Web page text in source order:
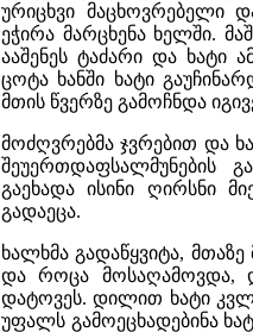
ურიცხვი მაცხოვრებელი
ეჭირა მარცხენა ხელში.
ააშენეს ტაძარი და ხატი
ცოტა ხანში ხატი
მთის წვერზე გამოჩნდა
მოძღვრებმა ჯვრებით და
შეუერთდაფსალმუნების
გაეხადა ისინი ღირსნი
გადაეცა.
ხალხმა გადაწყვიტა, მთაზე
და როცა მოსაღამოვდა,
დატოვეს. დილით ხატი
უფალს გამოეცხადებინა